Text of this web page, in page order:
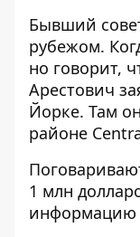
Бывший
рубежом.
но говорит,
Арестович
Йорке. Там
районе
1 млн
информацию